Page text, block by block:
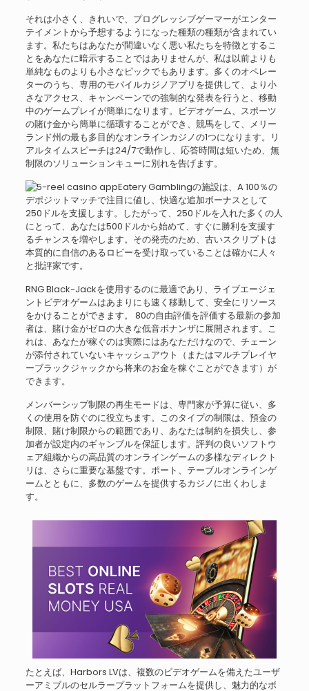
それは小さく、きれいで、プログレッシブゲーマーがエンター
テイメントから予想するようになった種類の種類が含まれてい
ます。私たちはあなたが間違いなく悪い私たちを特徴とするこ
とをあなたに暗示することではありませんが、私は以前よりも
単純なものよりも小さなピックでもあります。多くのオペレー
ターのうち、専用のモバイルカジノアプリを提供して、より小
さなアクセス、キャンペーンでの強制的な発表を行うと、移動
中のゲームプレイが簡単になります。ビデオゲーム、スポーツ
の賭け金から簡単に循環することができ、競馬をして、メリー
ランド州の最も多目的なオンラインカジノの1つになります。リ
アルタイムスピーチは24/7で動作し、応答時間は短いため、無
制限のソリューションキューに別れを告げます。
Eatery Gamblingの施設は、A 100％の
デポジットマッチで注目に値し、快適な追加ボーナスとして
250ドルを支援します。したがって、250ドルを入れた多くの人
にとって、あなたは500ドルから始めて、すぐに勝利を支援す
るチャンスを増やします。その発売のため、古いスクリプトは
本質的に自信のあるロビーを受け取っていることは確かに人々
と批評家です。
RNG Black-Jackを使用するのに最適であり、ライブエージェ
ントビデオゲームはあまりにも速く移動して、安全にリソース
をかけることができます。 80の自由評価を評価する最新の参加
者は、賭け金がゼロの大きな低音ボナンザに展開されます。こ
れは、あなたが稼ぐのは実際にはあなただけなので、チェーン
が添付されていないキャッシュアウト（またはマルチプレイヤ
ーブラックジャックから将来のお金を稼ぐことができます）が
できます。
メンバーシップ制限の再生モードは、専門家が予算に従い、多
くの使用を防ぐのに役立ちます。このタイプの制限は、預金の
制限、賭け制限からの範囲であり、あなたは制約を損失し、参
加者が設定内のギャンブルを保証します。評判の良いソフトウ
ェア組織からの高品質のオンラインゲームの多様なディレクト
リは、さらに重要な基盤です。ポート、テーブルオンラインゲ
ームとともに、多数のゲームを提供するカジノに出くわしま
す。
たとえば、Harbors LVは、複数のビデオゲームを備えたユーザ
ーアミブルのセルラープラットフォームを提供し、魅力的なボ